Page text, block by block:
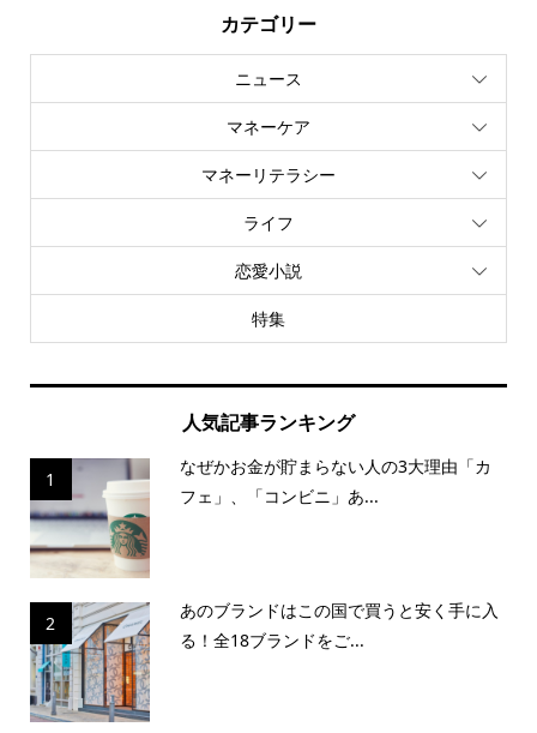
カテゴリー
ニュース
マネーケア
マネーリテラシー
ライフ
恋愛小説
特集
人気記事ランキング
1
なぜかお金が貯まらない人の3大理由「カ
フェ」、「コンビニ」あ...
2
あのブランドはこの国で買うと安く手に入
る！全18ブランドをご...